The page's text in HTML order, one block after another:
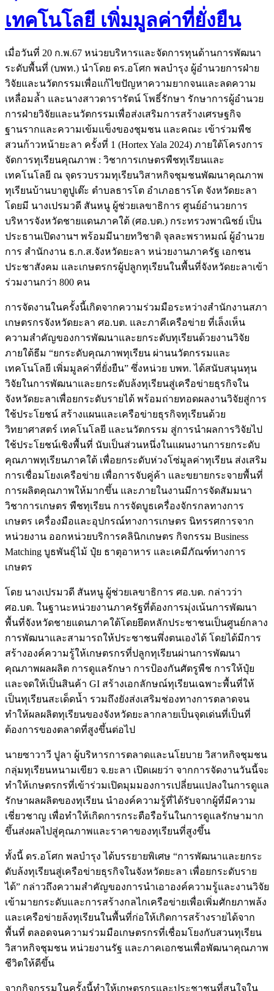
เทคโนโลยี เพิ่มมูลค่าที่ยั่งยืน
เมื่อวันที่ 20 ก.พ.67 หน่วยบริหารและจัดการทุนด้านการพัฒนา
ระดับพื้นที่ (บพท.) นำโดย ดร.อโศก พลบำรุง ผู้อำนวยการฝ่าย
วิจัยและนวัตกรรมเพื่อแก้ไขปัญหาความยากจนและลดความ
เหลื่อมล้ำ และนางสาวดารารัตน์ โพธิ์รักษา รักษาการผู้อำนวย
การฝ่ายวิจัยและนวัตกรรมเพื่อส่งเสริมการสร้างเศรษฐกิจ
ฐานรากและความเข้มแข็งของชุมชน และคณะ เข้าร่วมพืช
สวนก้าวหน้ายะลา ครั้งที่ 1 (Hortex Yala 2024) ภายใต้โครงการ
จัดการทุเรียนคุณภาพ : วิชาการเกษตรพืชทุเรียนและ
เทคโนโลยี ณ จุดรวบรวมทุเรียนวิสาหกิจชุมชนพัฒนาคุณภาพ
ทุเรียนบ้านบาตูปูเต๊ะ ตำบลธารโต อำเภอธารโต จังหวัดยะลา
โดยมี นางเปรมวดี สันหนู ผู้ช่วยเลขาธิการ ศูนย์อำนวยการ
บริหารจังหวัดชายแดนภาคใต้ (ศอ.บต.) กระทรวงพาณิชย์ เป็น
ประธานเปิดงานฯ พร้อมมีนายทวิชาติ จุลละพราหมณ์ ผู้อำนวย
การ สำนักงาน ธ.ก.ส.จังหวัดยะลา หน่วยงานภาครัฐ เอกชน
ประชาสังคม และเกษตรกรผู้ปลูกทุเรียนในพื้นที่จังหวัดยะลาเข้า
ร่วมงานกว่า 800 คน
การจัดงานในครั้งนี้เกิดจากความร่วมมือระหว่างสำนักงานสภา
เกษตรกรจังหวัดยะลา ศอ.บต. และภาคีเครือข่าย ที่เล็งเห็น
ความสำคัญของการพัฒนาและยกระดับทุเรียนด้วยงานวิจัย
ภายใต้ธีม “ยกระดับคุณภาพทุเรียน ผ่านนวัตกรรมและ
เทคโนโลยี เพิ่มมูลค่าที่ยั่งยืน” ซึ่งหน่วย บพท. ได้สนับสนุนทุน
วิจัยในการพัฒนาและยกระดับล้งทุเรียนสู่เครือข่ายธุรกิจใน
จังหวัดยะลาเพื่อยกระดับรายได้ พร้อมถ่ายทอดผลงานวิจัยสู่การ
ใช้ประโยชน์ สร้างแผนและเครือข่ายธุรกิจทุเรียนด้วย
วิทยาศาสตร์ เทคโนโลยี และนวัตกรรม สู่การนำผลการวิจัยไป
ใช้ประโยชน์เชิงพื้นที่ นับเป็นส่วนหนึ่งในแผนงานการยกระดับ
คุณภาพทุเรียนภาคใต้ เพื่อยกระดับห่วงโซ่มูลค่าทุเรียน ส่งเสริม
การเชื่อมโยงเครือข่าย เพื่อการจับคู่ค้า และขยายกระจายพื้นที่
การผลิตคุณภาพให้มากขึ้น และภายในงานมีการจัดสัมมนา
วิชาการเกษตร พืชทุเรียน การจัดบูธเครื่องจักรกลทางการ
เกษตร เครื่องมือและอุปกรณ์ทางการเกษตร นิทรรศการจาก
หน่วยงาน ออกหน่วยบริการคลินิกเกษตร กิจกรรม Business
Matching บูธพันธุ์ไม้ ปุ๋ย ธาตุอาหาร และเคมีภัณฑ์ทางการ
เกษตร
โดย นางเปรมวดี สันหนู ผู้ช่วยเลขาธิการ ศอ.บต. กล่าวว่า
ศอ.บต. ในฐานะหน่วยงานภาครัฐที่ต้องการมุ่งเน้นการพัฒนา
พื้นที่จังหวัดชายแดนภาคใต้โดยยึดหลักประชาชนเป็นศูนย์กลาง
การพัฒนาและสามารถให้ประชาชนพึ่งตนเองได้ โดยได้มีการ
สร้างองค์ความรู้ให้เกษตรกรที่ปลูกทุเรียนผ่านการพัฒนา
คุณภาพผลผลิต การดูแลรักษา การป้องกันศัตรูพืช การให้ปุ๋ย
และจดให้เป็นสินค้า GI สร้างเอกลักษณ์ทุเรียนเฉพาะพื้นที่ให้
เป็นทุเรียนสะเด็ดน้ำ รวมถึงยังส่งเสริมช่องทางการตลาดจน
ทำให้ผลผลิตทุเรียนของจังหวัดยะลากลายเป็นจุดเด่นที่เป็นที่
ต้องการของตลาดที่สูงขึ้นต่อไป
นายซาวาวี ปูลา ผู้บริหารการตลาดและนโยบาย วิสาหกิจชุมชน
กลุ่มทุเรียนหนามเขียว จ.ยะลา เปิดเผยว่า จากการจัดงานวันนี้จะ
ทำให้เกษตรกรที่เข้าร่วมเปิดมุมมองการเปลี่ยนแปลงในการดูแล
รักษาผลผลิตของทุเรียน นำองค์ความรู้ที่ได้รับจากผู้ที่มีความ
เชี่ยวชาญ เพื่อทำให้เกิดการกระตือรือร้นในการดูแลรักษามาก
ขึ้นส่งผลไปสู่คุณภาพและราคาของทุเรียนที่สูงขึ้น
ทั้งนี้ ดร.อโศก พลบำรุง ได้บรรยายพิเศษ “การพัฒนาและยกระ
ดับล้งทุเรียนสู่เครือข่ายธุรกิจในจังหวัดยะลา เพื่อยกระดับราย
ได้” กล่าวถึงความสำคัญของการนำเอาองค์ความรู้และงานวิจัย
เข้ามายกระดับและการสร้างกลไกเครือข่ายเพื่อเพิ่มศักยภาพล้ง
และเครือข่ายล้งทุเรียนในพื้นที่ก่อให้เกิดการสร้างรายได้จาก
พื้นที่ ตลอดจนความร่วมมือเกษตรกรที่เชื่อมโยงกับสวนทุเรียน
วิสาหกิจชุมชน หน่วยงานรัฐ และภาคเอกชนเพื่อพัฒนาคุณภาพ
ชีวิตให้ดีขึ้น
จากกิจกรรมในครั้งนี้ทำให้เกษตรกรและประชาชนที่สนใจใน